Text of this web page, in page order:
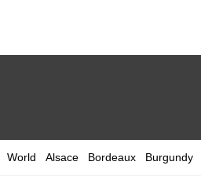
World Alsace Bordeaux Burgundy